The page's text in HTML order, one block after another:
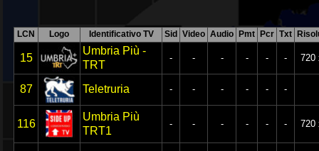
LCN Logo Identificativo TV Sid Video Audio Pmt Pcr Txt
15
Umbria Più -
TRT
- - - - - - 720
87 Teletruria - - - - - -
116
Umbria Più
TRT1
- - - - - - 720